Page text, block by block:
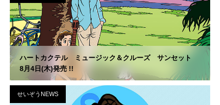
ハートカクテル ミュージック＆クルーズ サンセット
8月4日(木)発売 !!
せいぞうNEWS